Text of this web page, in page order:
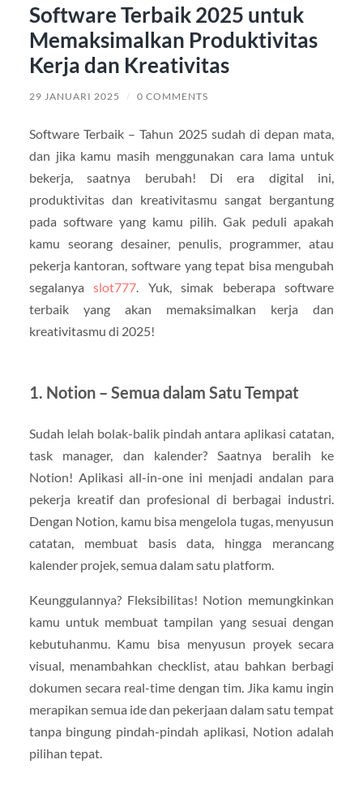
Software Terbaik 2025 untuk
Memaksimalkan Produktivitas
Kerja dan Kreativitas
29 JANUARI 2025 / 0 COMMENTS
Software Terbaik – Tahun 2025 sudah di depan mata,
dan jika kamu masih menggunakan cara lama untuk
bekerja, saatnya berubah! Di era digital ini,
produktivitas dan kreativitasmu sangat bergantung
pada software yang kamu pilih. Gak peduli apakah
kamu seorang desainer, penulis, programmer, atau
pekerja kantoran, software yang tepat bisa mengubah
segalanyaslot777 . Yuk, simak beberapa software
terbaik yang akan memaksimalkan kerja dan
kreativitasmu di 2025!
1. Notion – Semua dalam Satu Tempat
Sudah lelah bolak-balik pindah antara aplikasi catatan,
task manager, dan kalender? Saatnya beralih ke
Notion! Aplikasi all-in-one ini menjadi andalan para
pekerja kreatif dan profesional di berbagai industri.
Dengan Notion, kamu bisa mengelola tugas, menyusun
catatan, membuat basis data, hingga merancang
kalender projek, semua dalam satu platform.
Keunggulannya? Fleksibilitas! Notion memungkinkan
kamu untuk membuat tampilan yang sesuai dengan
kebutuhanmu. Kamu bisa menyusun proyek secara
visual, menambahkan checklist, atau bahkan berbagi
dokumen secara real-time dengan tim. Jika kamu ingin
merapikan semua ide dan pekerjaan dalam satu tempat
tanpa bingung pindah-pindah aplikasi, Notion adalah
pilihan tepat.